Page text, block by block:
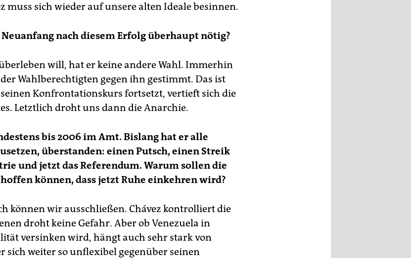
muss sich wieder auf unsere alten Ideale besinnen.
nach diesem Erfolg überhaupt nötig?
will, hat er keine andere Wahl. Immerhin
Wahlberechtigten gegen ihn gestimmt. Das ist
Konfrontationskurs fortsetzt, vertieft sich die
Letztlich droht uns dann die Anarchie.
bis 2006 im Amt. Bislang hat er alle
überstanden: einen Putsch, einen Streik
und jetzt das Referendum. Warum sollen die
können, dass jetzt Ruhe einkehren wird?
können wir ausschließen. Chávez kontrolliert die
droht keine Gefahr. Aber ob Venezuela in
versinken wird, hängt auch sehr stark von
sich weiter so unflexibel gegenüber seinen